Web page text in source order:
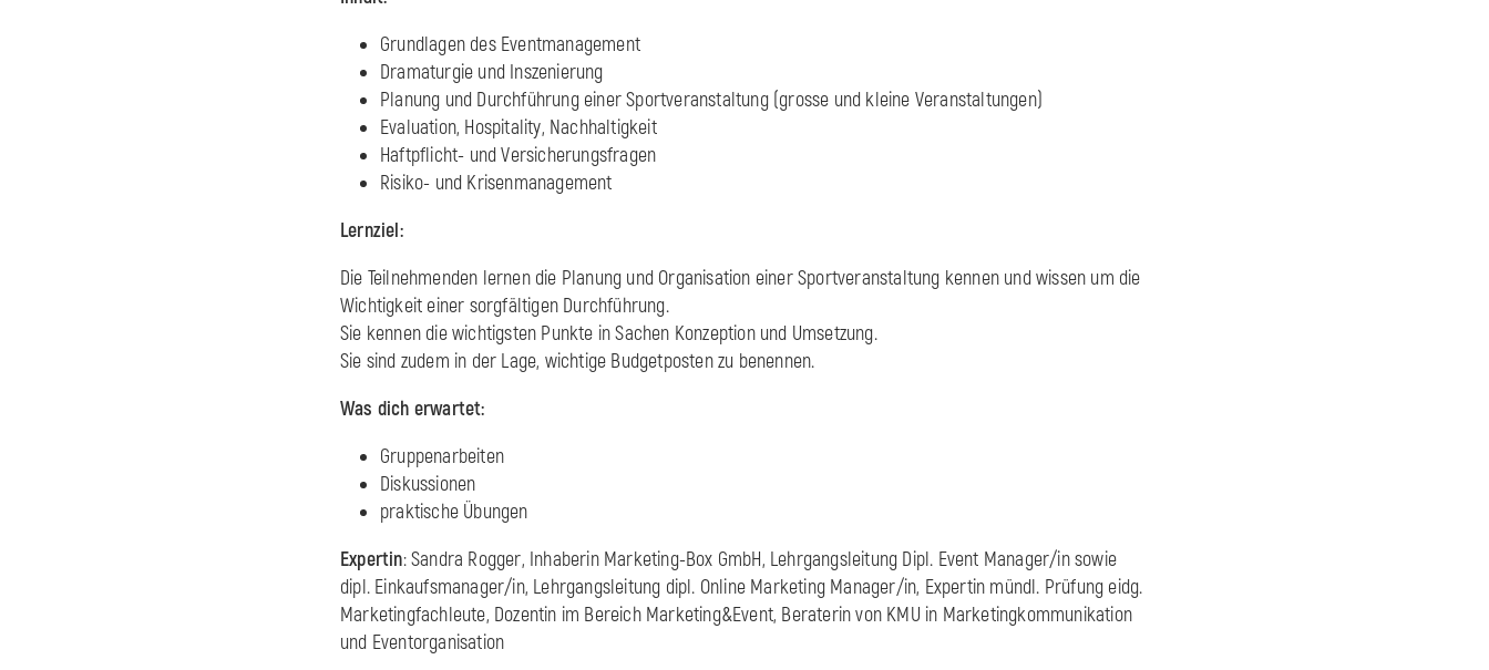
Grundlagen des Eventmanagement
Dramaturgie und Inszenierung
Planung und Durchführung einer Sportveranstaltung (grosse und kleine Veranstaltungen)
Evaluation, Hospitality, Nachhaltigkeit
Haftpflicht- und Versicherungsfragen
Risiko- und Krisenmanagement
Lernziel:
Die Teilnehmenden lernen die Planung und Organisation einer Sportveranstaltung kennen und wissen um die
Wichtigkeit einer sorgfältigen Durchführung.
Sie kennen die wichtigsten Punkte in Sachen Konzeption und Umsetzung.
Sie sind zudem in der Lage, wichtige Budgetposten zu benennen.
Was dich erwartet:
Gruppenarbeiten
Diskussionen
praktische Übungen
Expertin: Sandra Rogger, Inhaberin Marketing-Box GmbH, Lehrgangsleitung Dipl. Event Manager/in sowie
dipl. Einkaufsmanager/in, Lehrgangsleitung dipl. Online Marketing Manager/in, Expertin mündl. Prüfung eidg.
Marketingfachleute, Dozentin im Bereich Marketing&Event, Beraterin von KMU in Marketingkommunikation
und Eventorganisation